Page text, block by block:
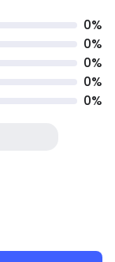
0%
0%
0%
0%
0%